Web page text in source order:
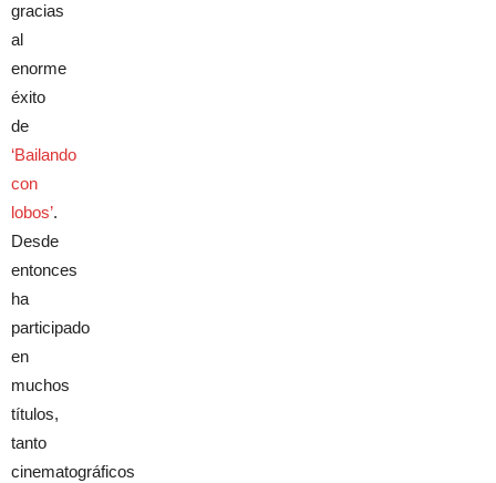
gracias
al
enorme
éxito
de
‘Bailando
con
lobos’.
Desde
entonces
ha
participado
en
muchos
títulos,
tanto
cinematográficos